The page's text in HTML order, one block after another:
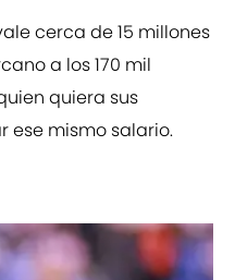
cerca de 15 millones
a los 170 mil
quiera sus
ese mismo salario.